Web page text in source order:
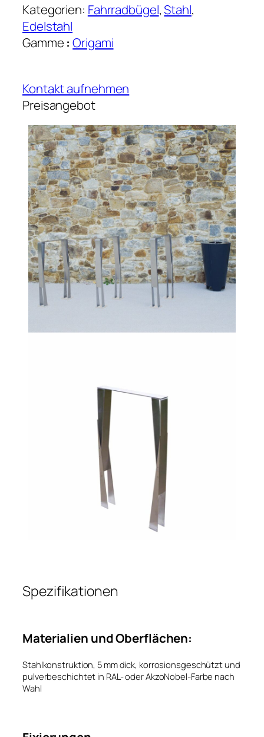
Kategorien: Fahrradbügel, Stahl
Edelstahl
Gamme : Origami
Kontakt aufnehmen
Preisangebot
Spezifikationen
Materialien und Oberflächen:
Stahlkonstruktion, 5 mm dick, korrosionsgeschützt und
pulverbeschichtet in RAL- oder AkzoNobel-Farbe nach
Wahl